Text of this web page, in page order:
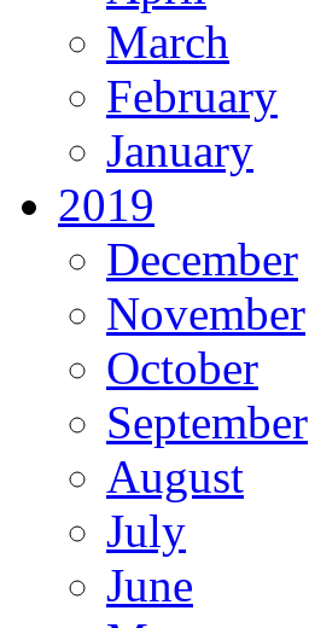
March
February
January
2019
December
November
October
September
August
July
June